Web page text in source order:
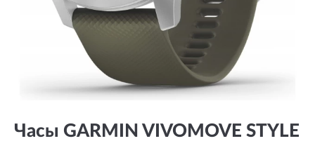
Часы GARMIN VIVOMOVE STYLE